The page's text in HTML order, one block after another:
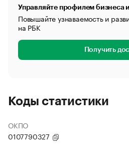
Управляйте профилем бизнеса
Повышайте узнаваемость и
на РБК
Получить
Коды статистики
ОКПО
0107790327